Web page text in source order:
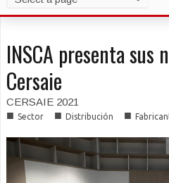
INSCA presenta sus
Cersaie
CERSAIE 2021
■ Sector ■ Distribución ■